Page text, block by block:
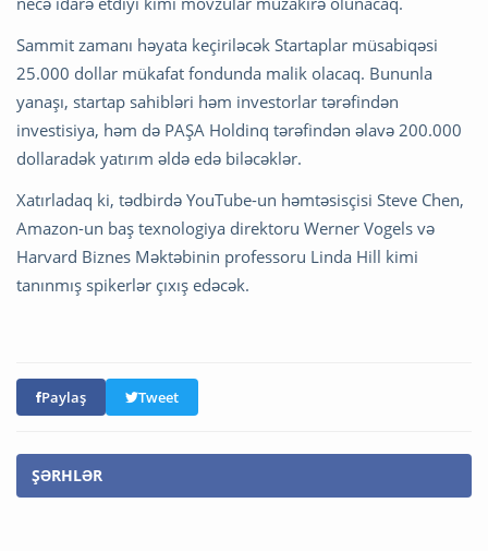
Sammit zamanı həyata keçiriləcək Startaplar müsabiqəsi
25.000 dollar mükafat fondunda malik olacaq. Bununla
yanaşı, startap sahibləri həm investorlar tərəfindən
investisiya, həm də PAŞA Holdinq tərəfindən əlavə 200.000
dollaradək yatırım əldə edə biləcəklər.
Xatırladaq ki, tədbirdə YouTube-un həmtəsisçisi Steve Chen,
Amazon-un baş texnologiya direktoru Werner Vogels və
Harvard Biznes Məktəbinin professoru Linda Hill kimi
tanınmış spikerlər çıxış edəcək.
Paylaş Tweet
ŞƏRHLƏR